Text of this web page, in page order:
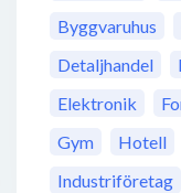
Byggvaruhus
Detaljhandel
Elektronik
Gym
Hotell
Industriföretag